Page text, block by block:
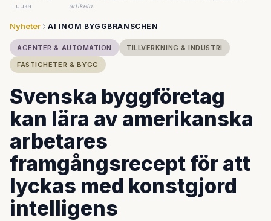
Luuka
artikeln.
Nyheter AI INOM BYGGBRANSCHEN
AGENTER & AUTOMATION
TILLVERKNING & INDUSTRI
FASTIGHETER & BYGG
Svenska byggföretag
kan lära av amerikanska
arbetares
framgångsrecept för att
lyckas med konstgjord
intelligens